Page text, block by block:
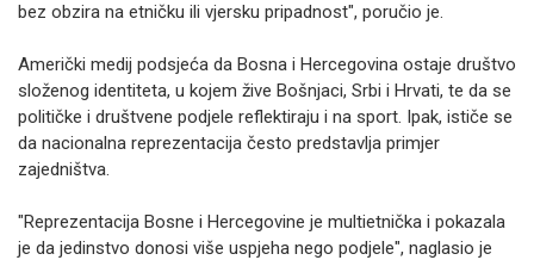
bez obzira na etničku ili vjersku pripadnost", poručio je.
Američki medij podsjeća da Bosna i Hercegovina ostaje društvo
složenog identiteta, u kojem žive Bošnjaci, Srbi i Hrvati, te da se
političke i društvene podjele reflektiraju i na sport. Ipak, ističe se
da nacionalna reprezentacija često predstavlja primjer
zajedništva.
"Reprezentacija Bosne i Hercegovine je multietnička i pokazala
je da jedinstvo donosi više uspjeha nego podjele", naglasio je